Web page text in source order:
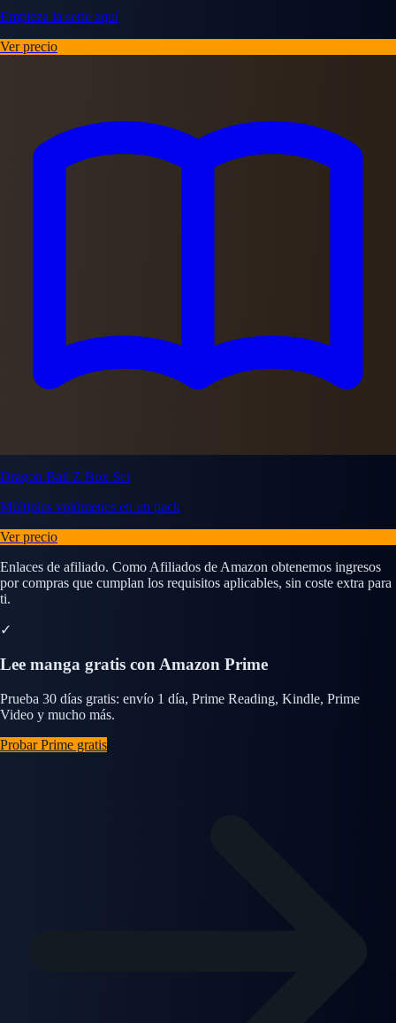
Empieza la serie aquí
Ver precio
Dragon Ball Z Box Set
Múltiples volúmenes en un pack
Ver precio
Enlaces de afiliado. Como Afiliados de Amazon obtenemos ingresos
por compras que cumplan los requisitos aplicables, sin coste extra para
ti.
✓
Lee manga gratis con Amazon Prime
Prueba 30 días gratis: envío 1 día, Prime Reading, Kindle, Prime
Video y mucho más.
Probar Prime gratis